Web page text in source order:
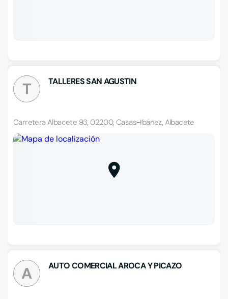
T TALLERES SAN AGUSTIN
Carretera Albacete 93, 02200, Casas-Ibáñez, Albacete
A AUTO COMERCIAL AROCA Y PICAZO